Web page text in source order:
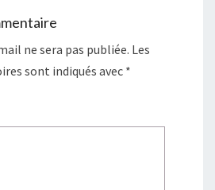
ne sera pas publiée. Les
sont indiqués avec *